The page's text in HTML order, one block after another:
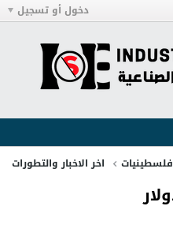
دخول أو تسجيل
فلسطينيات اخر الاخبار والتطورات